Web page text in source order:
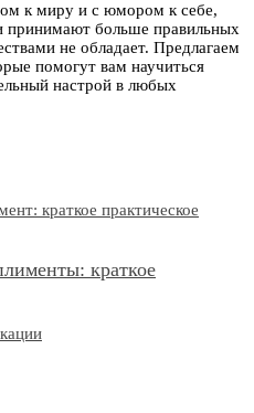
к миру и с юмором к себе,
принимают больше правильных
не обладает. Предлагаем
помогут вам научиться
настрой в любых
краткое